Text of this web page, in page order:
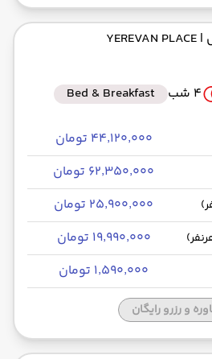
| YEREVAN PLACE
4 شب Bed & Breakfast
۴۴٬۱۲۰٬۰۰۰ تومان
۶۲٬۳۵۰٬۰۰۰ تومان
۲۵٬۹۰۰٬۰۰۰ تومان
۱۹٬۹۹۰٬۰۰۰ تومان
۱٬۵۹۰٬۰۰۰ تومان
و رزرو رایگان